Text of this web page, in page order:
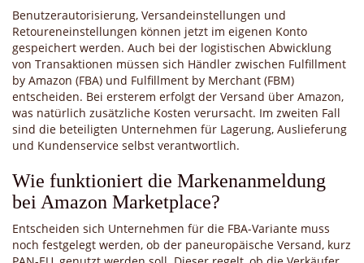
Benutzerautorisierung, Versandeinstellungen und
Retoureneinstellungen können jetzt im eigenen Konto
gespeichert werden. Auch bei der logistischen Abwicklung
von Transaktionen müssen sich Händler zwischen Fulfillment
by Amazon (FBA) und Fulfillment by Merchant (FBM)
entscheiden. Bei ersterem erfolgt der Versand über Amazon,
was natürlich zusätzliche Kosten verursacht. Im zweiten Fall
sind die beteiligten Unternehmen für Lagerung, Auslieferung
und Kundenservice selbst verantwortlich.
Wie funktioniert die Markenanmeldung
bei Amazon Marketplace?
Entscheiden sich Unternehmen für die FBA-Variante muss
noch festgelegt werden, ob der paneuropäische Versand, kurz